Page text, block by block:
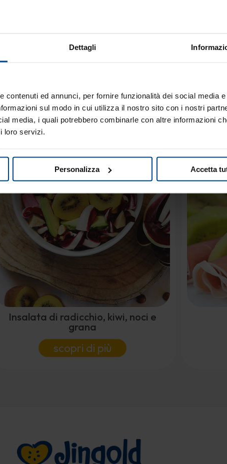
Dettagli
contenuti ed annunci, per fornire funzionalità dei social media
sul modo in cui utilizza il nostro sito con i nostri
media, i quali potrebbero combinarle con altre informazioni
loro servizi.
Personalizza Accetta
olio, sale e il succo d’arancia
prima la misticanza e poi tutti gli altri
grossolanamente e condite il tutto con
piacerti
Insalata di radicchio, kiwi, noci e
grana
scopri di più